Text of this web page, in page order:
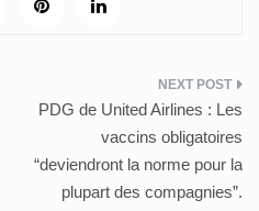
PDG de United Airlines : Les
vaccins obligatoires
“deviendront la norme pour la
plupart des compagnies”.